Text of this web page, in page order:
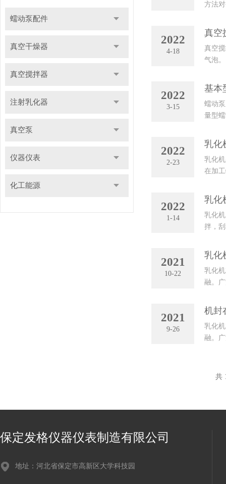
蠕动泵配件
真空干燥器
真空搅拌器
注射乳化器
真空泵
仪器仪表
化工能源
方法
2022
4-18
真空
真空
气泡
2022
3-15
基本
蠕动
量型
2022
2-23
乳化
乳化
在加
2022
1-14
乳化
乳化
拌，
2021
10-22
乳化
乳化
融。
2021
9-26
机封
乳化
融。
共
保定发格仪器仪表制造有限公司
地址：河北省保定市高新区大学科技园